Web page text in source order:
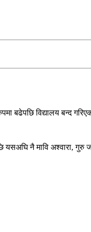
बढेपछि विद्यालय बन्द
नै मावि अश्वारा, गुरु